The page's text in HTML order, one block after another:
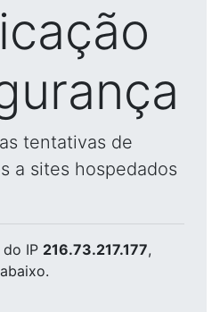
tentativas de
a sites hospedados
do IP 216.73.217.177,